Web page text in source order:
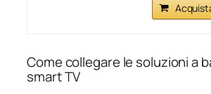
Come collegare le soluzioni a
smart TV